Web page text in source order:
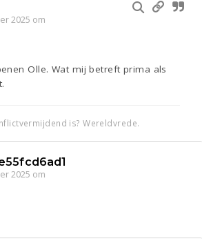
2025 om
Olle. Wat mij betreft prima als
is? Wereldvrede.
2025 om